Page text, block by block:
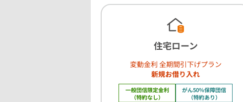
住宅ローン
変動金利 全期間引下げプラン
新規お借り入れ
一般団信限定金利
（特約なし）
がん50％保障団信
（特約あり）